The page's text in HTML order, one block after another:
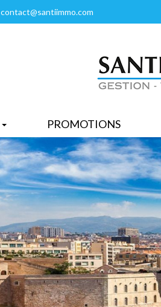
contact@santiimmo.com
PROMOTIONS